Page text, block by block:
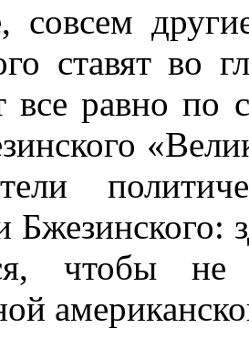
совсем
ставят во
все равно по
Бжезинского:
чтобы не